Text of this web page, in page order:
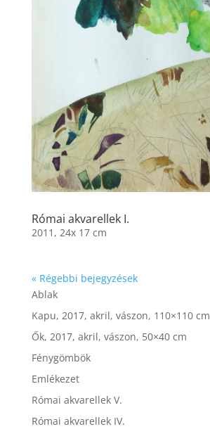
Római akvarellek I.
2011, 24x 17 cm
« Régebbi bejegyzések
Ablak
Kapu, 2017, akril, vászon, 110×110 cm
Ők, 2017, akril, vászon, 50×40 cm
Fénygömbök
Emlékezet
Római akvarellek V.
Római akvarellek IV.